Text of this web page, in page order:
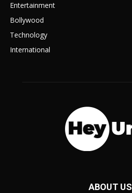
Entertainment
Bollywood
Technology
International
ABOUT US